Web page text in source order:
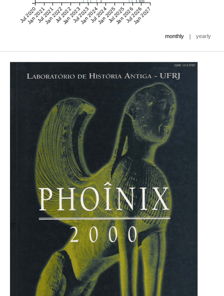
Jul 2020
Jan 2021Jul 2021
Jan 2022Jul 2022
Jan 2023Jul 2023
Jan 2024Jul 2024
Jan 2025Jul 2025
Jan 2026Jul 2026
Jan 2027
monthly | yearly